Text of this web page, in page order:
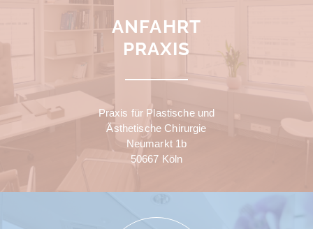
ANFAHRT
PRAXIS
Praxis für Plastische und
Ästhetische Chirurgie
Neumarkt 1b
50667 Köln